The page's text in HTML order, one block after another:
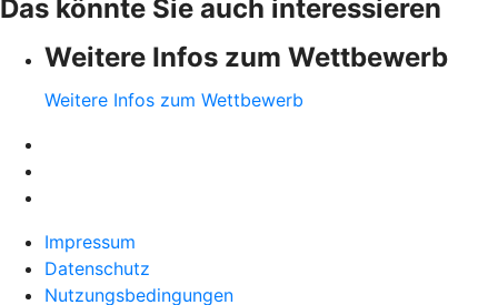
Das könnte Sie auch interessieren
Weitere Infos zum Wettbewerb
Weitere Infos zum Wettbewerb
Impressum
Datenschutz
Nutzungsbedingungen